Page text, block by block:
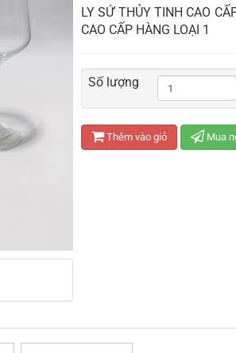
LY SỨ THỦY TINH CAO
CAO CẤP HÀNG LOẠI 1
Số lượng
Thêm vào giỏ Mua